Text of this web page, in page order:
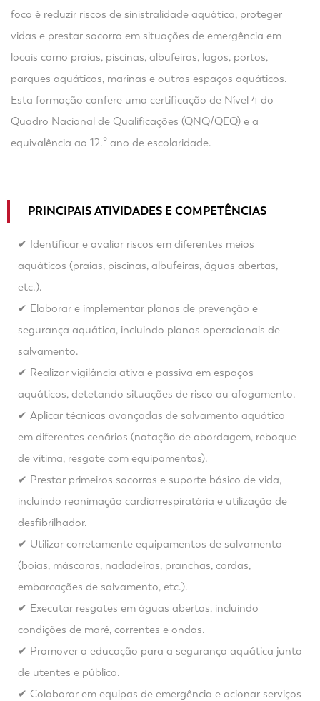
foco é reduzir riscos de sinistralidade aquática, proteger
vidas e prestar socorro em situações de emergência em
locais como praias, piscinas, albufeiras, lagos, portos,
parques aquáticos, marinas e outros espaços aquáticos.
Esta formação confere uma certificação de Nível 4 do
Quadro Nacional de Qualificações (QNQ/QEQ) e a
equivalência ao 12.º ano de escolaridade.
PRINCIPAIS ATIVIDADES E COMPETÊNCIAS
✔ Identificar e avaliar riscos em diferentes meios
aquáticos (praias, piscinas, albufeiras, águas abertas,
etc.).
✔ Elaborar e implementar planos de prevenção e
segurança aquática, incluindo planos operacionais de
salvamento.
✔ Realizar vigilância ativa e passiva em espaços
aquáticos, detetando situações de risco ou afogamento.
✔ Aplicar técnicas avançadas de salvamento aquático
em diferentes cenários (natação de abordagem, reboque
de vítima, resgate com equipamentos).
✔ Prestar primeiros socorros e suporte básico de vida,
incluindo reanimação cardiorrespiratória e utilização de
desfibrilhador.
✔ Utilizar corretamente equipamentos de salvamento
(boias, máscaras, nadadeiras, pranchas, cordas,
embarcações de salvamento, etc.).
✔ Executar resgates em águas abertas, incluindo
condições de maré, correntes e ondas.
✔ Promover a educação para a segurança aquática junto
de utentes e público.
✔ Colaborar em equipas de emergência e acionar serviços